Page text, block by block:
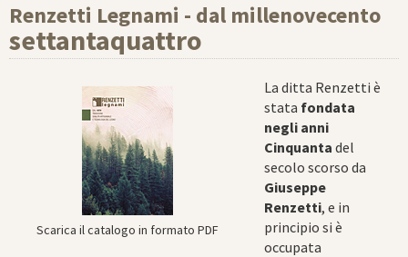
Renzetti Legnami - dal millenovecento
settantaquattro
Scarica il catalogo in formato PDF
La ditta Renzetti è
stata fondata
negli anni
Cinquanta del
secolo scorso da
Giuseppe
Renzetti, e in
principio si è
occupata